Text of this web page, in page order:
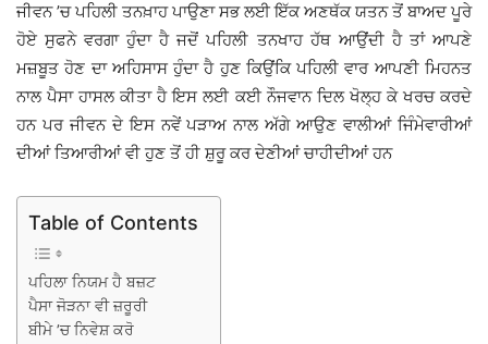
ਜੀਵਨ ’ਚ ਪਹਿਲੀ ਤਨਖ਼ਾਹ ਪਾਉਣਾ ਸਭ ਲਈ ਇੱਕ ਅਣਥੱਕ ਯਤਨ ਤੋਂ ਬਾਅਦ ਪੂਰੇ
ਹੋਏ ਸੁਫਨੇ ਵਰਗਾ ਹੁੰਦਾ ਹੈ ਜਦੋਂ ਪਹਿਲੀ ਤਨਖਾਹ ਹੱਥ ਆਉਂਦੀ ਹੈ ਤਾਂ ਆਪਣੇ
ਮਜ਼ਬੂਤ ਹੋਣ ਦਾ ਅਹਿਸਾਸ ਹੁੰਦਾ ਹੈ ਹੁਣ ਕਿਉਂਕਿ ਪਹਿਲੀ ਵਾਰ ਆਪਣੀ ਮਿਹਨਤ
ਨਾਲ ਪੈਸਾ ਹਾਸਲ ਕੀਤਾ ਹੈ ਇਸ ਲਈ ਕਈ ਨੌਜਵਾਨ ਦਿਲ ਖੋਲ੍ਹ ਕੇ ਖਰਚ ਕਰਦੇ
ਹਨ ਪਰ ਜੀਵਨ ਦੇ ਇਸ ਨਵੇਂ ਪੜਾਅ ਨਾਲ ਅੱਗੇ ਆਉਣ ਵਾਲੀਆਂ ਜਿੰਮੇਵਾਰੀਆਂ
ਦੀਆਂ ਤਿਆਰੀਆਂ ਵੀ ਹੁਣ ਤੋਂ ਹੀ ਸ਼ੁਰੂ ਕਰ ਦੇਣੀਆਂ ਚਾਹੀਦੀਆਂ ਹਨ
Table of Contents
ਪਹਿਲਾ ਨਿਯਮ ਹੈ ਬਜ਼ਟ
ਪੈਸਾ ਜੋੜਨਾ ਵੀ ਜ਼ਰੂਰੀ
ਬੀਮੇ ’ਚ ਨਿਵੇਸ਼ ਕਰੋ